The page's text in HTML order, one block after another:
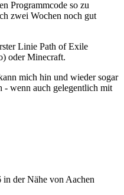
Programmcode so zu
zwei Wochen noch gut
Linie Path of Exile
oder Minecraft.
mich hin und wieder sogar
- wenn auch gelegentlich mit
der Nähe von Aachen